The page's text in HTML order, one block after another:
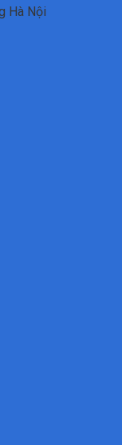
Hà Nội